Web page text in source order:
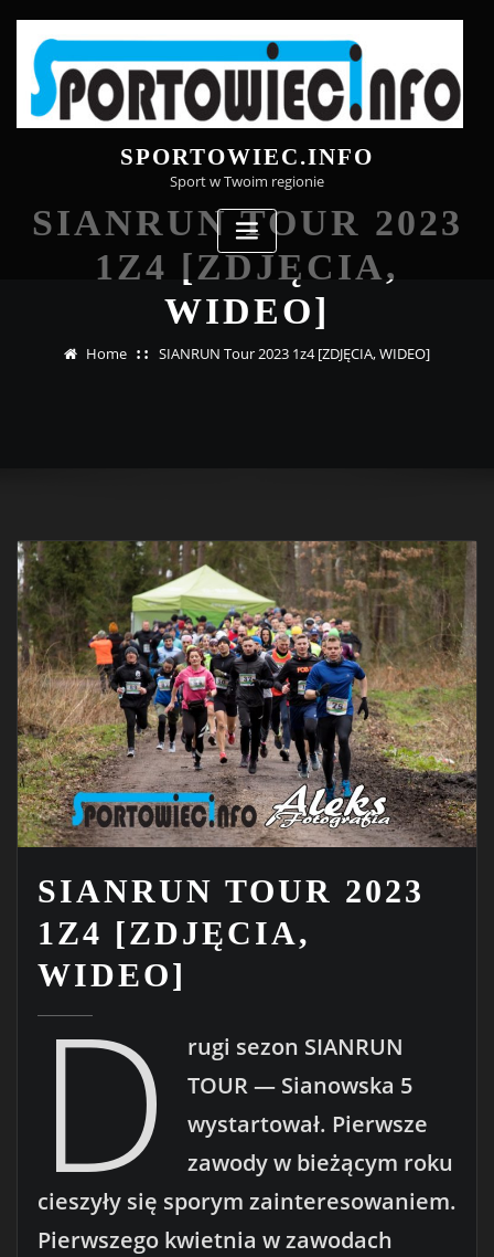
content
SPORTOWIEC.INFO
Sport w Twoim regionie
SIANRUN TOUR 2023
1Z4 [ZDJĘCIA,
WIDEO]
Home SIANRUN Tour 2023 1z4 [ZDJĘCIA, WIDEO]
SIANRUN TOUR 2023
1Z4 [ZDJĘCIA,
WIDEO]
D
rugi sezon SIANRUN
TOUR — Sianowska 5
wystartował. Pierwsze
zawody w bieżącym roku
cieszyły się sporym zainteresowaniem.
Pierwszego kwietnia w zawodach